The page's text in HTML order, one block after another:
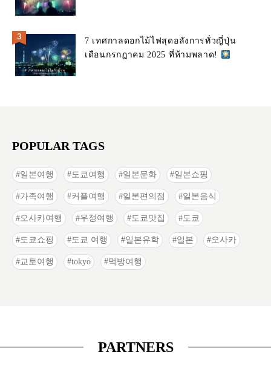
7 เทศกาลดอกไม้ไฟสุดอลังการทั่วญี่ปุ่น
เดือนกรกฎาคม 2025 ที่ห้ามพลาด!
POPULAR TAGS
일본여행 도쿄여행 일본문화 일본쇼핑
가족여행 커플여행 일본편의점 일본음식
오사카여행 우정여행 도쿄맛집 도쿄
도쿄쇼핑 도쿄 여행 일본유학 일본 오사카
교토여행 tokyo 먹방여행
PARTNERS